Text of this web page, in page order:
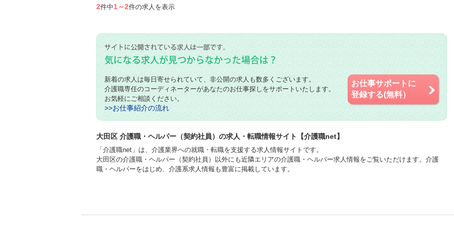
2件中1～2件の求人を表示
新着の求人は毎日寄せられていて、非公開の求人も数多くございます。
介護職専任のコーディネーターがあなたのお仕事探しをサポートいたします。
お気軽にご相談ください。
>>お仕事紹介の流れ
お仕事サポートに
登録する(無料）
大田区 介護職・ヘルパー（契約社員）の求人・転職情報サイト【介護職net】
「介護職net」は、介護業界への就職・転職を支援する求人情報サイトです。
大田区の介護職・ヘルパー（契約社員）以外にも近隣エリアの介護職・ヘルパー求人情報をご覧いただけます。介護
職・ヘルパーをはじめ、介護系求人情報も豊富に掲載しています。